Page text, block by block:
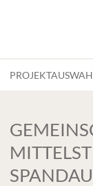
PANDAU